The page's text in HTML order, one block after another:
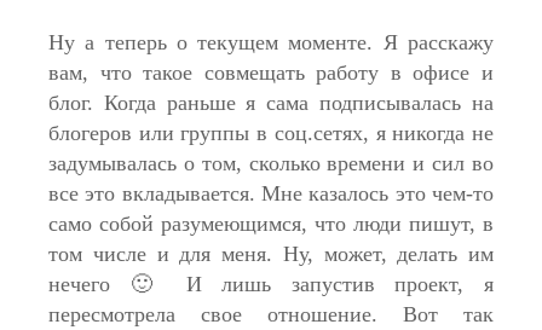
Ну а теперь о текущем моменте. Я расскажу
вам, что такое совмещать работу в офисе и
блог. Когда раньше я сама подписывалась на
блогеров или группы в соц.сетях, я никогда не
задумывалась о том, сколько времени и сил во
все это вкладывается. Мне казалось это чем-то
само собой разумеющимся, что люди пишут, в
том числе и для меня. Ну, может, делать им
нечего 🙂 И лишь запустив проект, я
пересмотрела свое отношение. Вот так